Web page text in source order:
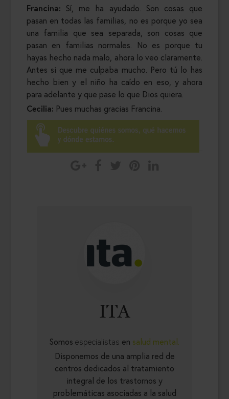
Francina: Sí, me ha ayudado. Son cosas que
pasan en todas las familias, no es porque yo sea
una familia que sea separada, son cosas que
pasan en familias normales. No es porque tu
hayas hecho nada malo, ahora lo veo claramente.
Antes si que me culpaba mucho. Pero tú lo has
hecho bien y el niño ha caído en eso, y ahora
para adelante y que pase lo que Dios quiera.
Cecilia: Pues muchas gracias Francina.
ITA
Somos especialistas en salud mental.
Disponemos de una amplia red de
centros dedicados al tratamiento
integral de los trastornos y
problemáticas asociadas a la salud